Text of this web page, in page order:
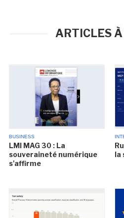
ARTICLES
BUSINESS
LMI MAG 30 : La
souveraineté numérique
s'affirme
la